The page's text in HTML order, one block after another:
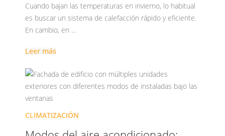
Cuando bajan las temperaturas en invierno, lo habitual
es buscar un sistema de calefacción rápido y eficiente.
En cambio, en ...
Leer más
CLIMATIZACIÓN